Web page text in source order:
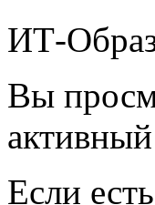
ИТ-
Вы
Если